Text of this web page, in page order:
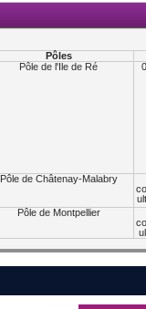
Pôles
Pôle de l'Ile de Ré
Pôle de Châtenay-Malabry
Pôle de Montpellier